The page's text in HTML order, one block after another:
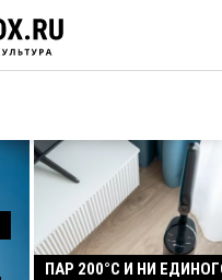
ПАР 200°C И НИ